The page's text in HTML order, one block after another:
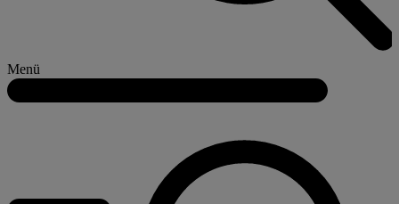
Menü